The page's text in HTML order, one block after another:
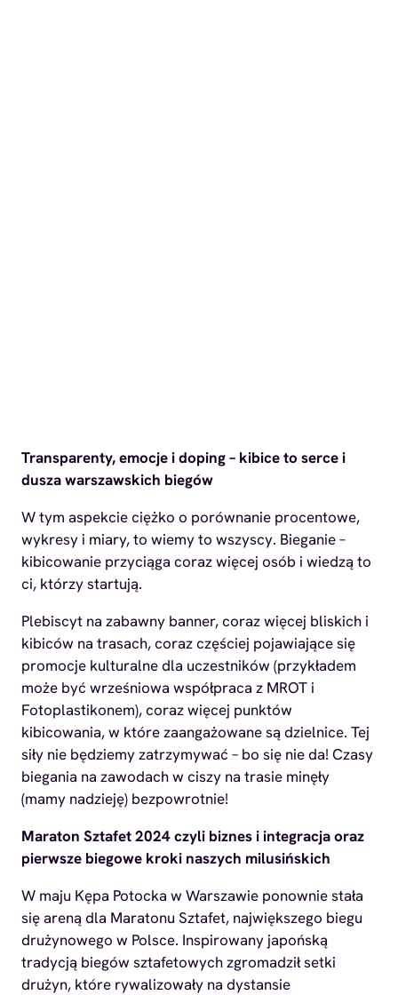
Transparenty, emocje i doping – kibice to serce i
dusza warszawskich biegów
W tym aspekcie ciężko o porównanie procentowe,
wykresy i miary, to wiemy to wszyscy. Bieganie –
kibicowanie przyciąga coraz więcej osób i wiedzą to
ci, którzy startują.
Plebiscyt na zabawny banner, coraz więcej bliskich i
kibiców na trasach, coraz częściej pojawiające się
promocje kulturalne dla uczestników (przykładem
może być wrześniowa współpraca z MROT i
Fotoplastikonem), coraz więcej punktów
kibicowania, w które zaangażowane są dzielnice. Tej
siły nie będziemy zatrzymywać – bo się nie da! Czasy
biegania na zawodach w ciszy na trasie minęły
(mamy nadzieję) bezpowrotnie!
Maraton Sztafet 2024 czyli biznes i integracja oraz
pierwsze biegowe kroki naszych milusińskich
W maju Kępa Potocka w Warszawie ponownie stała
się areną dla Maratonu Sztafet, największego biegu
drużynowego w Polsce. Inspirowany japońską
tradycją biegów sztafetowych zgromadził setki
drużyn, które rywalizowały na dystansie